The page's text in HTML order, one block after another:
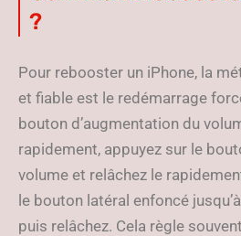
?
Pour rebooster un iPhone, la
et fiable est le redémarrage
bouton d’augmentation du
rapidement, appuyez sur le
volume et relâchez le
le bouton latéral enfoncé
puis relâchez. Cela règle